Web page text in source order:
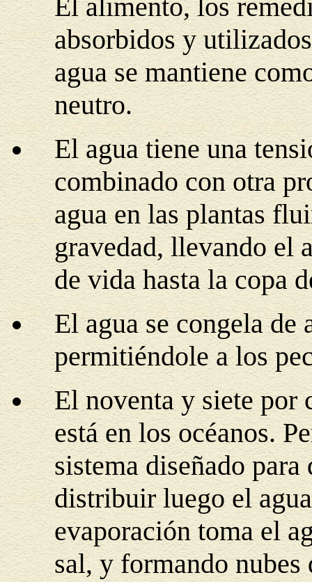
El alimento, los
absorbidos y
agua se mantiene
neutro.
El agua tiene una
combinado con otra
agua en las plantas
gravedad, llevando el
de vida hasta la copa
El agua se congela
permitiéndole a los
El noventa y siete por
está en los océanos.
sistema diseñado
distribuir luego el
evaporación toma el
sal, y formando